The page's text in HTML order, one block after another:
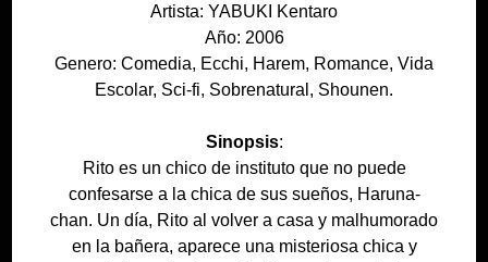
Artista: YABUKI Kentaro
Año: 2006
Genero: Comedia, Ecchi, Harem, Romance, Vida
Escolar, Sci-fi, Sobrenatural, Shounen.
Sinopsis:
Rito es un chico de instituto que no puede
confesarse a la chica de sus sueños, Haruna-
chan. Un día, Rito al volver a casa y malhumorado
en la bañera, aparece una misteriosa chica y